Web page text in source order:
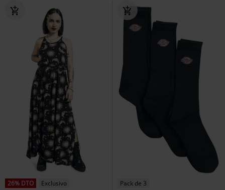
26% DTO
Exclusivo
Pack de 3